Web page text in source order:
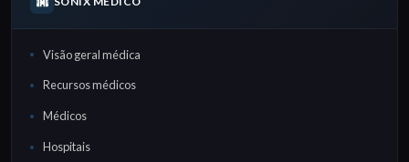
Visão geral médica
Recursos médicos
Médicos
Hospitais